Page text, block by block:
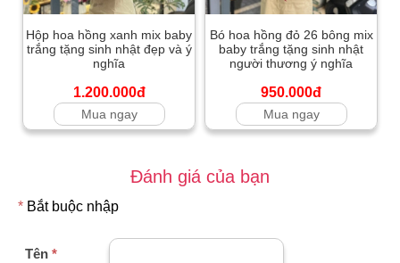
Hộp hoa hồng xanh mix baby
trắng tặng sinh nhật đẹp và ý
nghĩa
1.200.000đ
Mua ngay
Bó hoa hồng đỏ 26 bông mix
baby trắng tặng sinh nhật
người thương ý nghĩa
950.000đ
Mua ngay
Đánh giá của bạn
* Bắt buộc nhập
Tên *